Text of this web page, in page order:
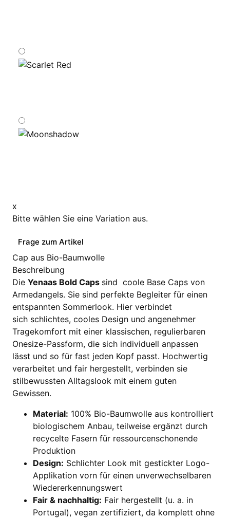
x
Bitte wählen Sie eine Variation aus.
Frage zum Artikel
Cap aus Bio-Baumwolle
Beschreibung
Die Yenaas Bold Caps sind coole Base Caps von
Armedangels. Sie sind perfekte Begleiter für einen
entspannten Sommerlook. Hier verbindet
sich schlichtes, cooles Design und angenehmer
Tragekomfort mit einer klassischen, regulierbaren
Onesize-Passform, die sich individuell anpassen
lässt und so für fast jeden Kopf passt. Hochwertig
verarbeitet und fair hergestellt, verbinden sie
stilbewussten Alltagslook mit einem guten
Gewissen.
Material: 100% Bio-Baumwolle aus kontrolliert
biologischem Anbau, teilweise ergänzt durch
recycelte Fasern für ressourcenschonende
Produktion
Design: Schlichter Look mit gestickter Logo-
Applikation vorn für einen unverwechselbaren
Wiedererkennungswert
Fair & nachhaltig: Fair hergestellt (u. a. in
Portugal), vegan zertifiziert, da komplett ohne